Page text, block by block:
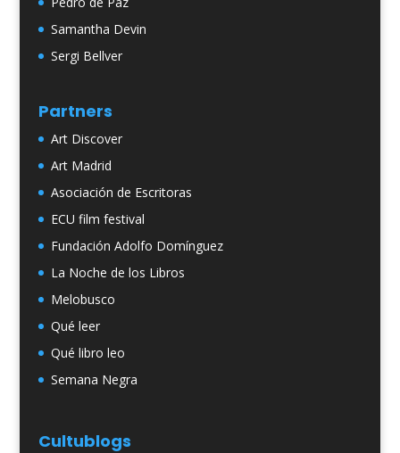
Samantha Devin
Sergi Bellver
Partners
Art Discover
Art Madrid
Asociación de Escritoras
ECU film festival
Fundación Adolfo Domínguez
La Noche de los Libros
Melobusco
Qué leer
Qué libro leo
Semana Negra
Cultublogs